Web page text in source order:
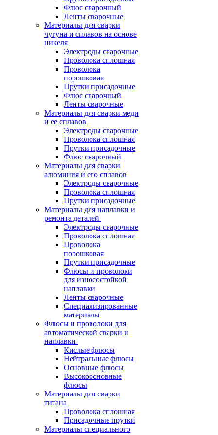
Флюс сварочный
Ленты сварочные
Материалы для сварки
чугуна и сплавов на основе
никеля
Электроды сварочные
Проволока сплошная
Проволока
порошковая
Прутки присадочные
Флюс сварочный
Ленты сварочные
Материалы для сварки меди
и ее сплавов
Электроды сварочные
Проволока сплошная
Прутки присадочные
Флюс сварочный
Материалы для сварки
алюминия и его сплавов
Электроды сварочные
Проволока сплошная
Прутки присадочные
Материалы для наплавки и
ремонта деталей
Электроды сварочные
Проволока сплошная
Проволока
порошковая
Прутки присадочные
Флюсы и проволоки
для износостойкой
наплавки
Ленты сварочные
Специализированные
материалы
Флюсы и проволоки для
автоматической сварки и
наплавки
Кислые флюсы
Нейтральные флюсы
Основные флюсы
Высокоосновные
флюсы
Материалы для сварки
титана
Проволока сплошная
Присадочные прутки
Материалы специального